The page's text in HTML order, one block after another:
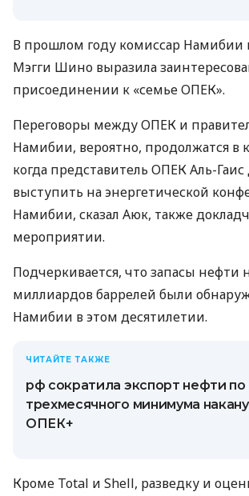
В прошлом году комиссар Намибии
Мэгги Шино выразила
присоединении к «семье ОПЕК».
Переговоры между ОПЕК и
Намибии, вероятно, продолжатся в
когда представитель ОПЕК Аль-
выступить на энергетической
Намибии, сказал Аюк, также
мероприятии.
Подчеркивается, что запасы нефти
миллиардов баррелей были
Намибии в этом десятилетии.
ЧИТАЙТЕ ТАКЖЕ
рф сократила экспорт нефти
трехмесячного минимума
ОПЕК+
Кроме Total и Shell, разведку и